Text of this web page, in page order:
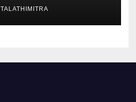
TALATHIMITRA